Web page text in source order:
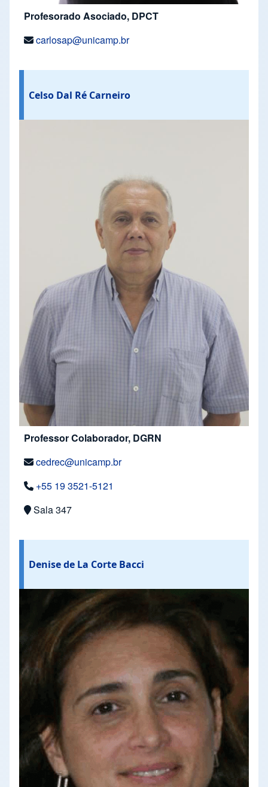
Profesorado Asociado, DPCT
carlosap@unicamp.br
Celso Dal Ré Carneiro
Professor Colaborador, DGRN
cedrec@unicamp.br
+55 19 3521-5121
Sala 347
Denise de La Corte Bacci